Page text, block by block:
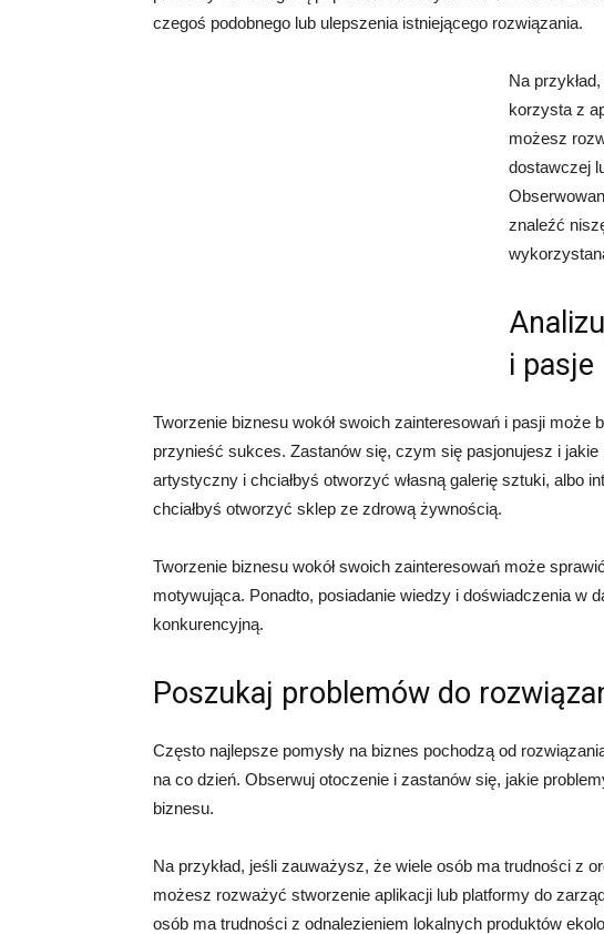
czegoś podobnego lub ulepszenia istniejącego rozwiązania.
Na
korzysta z
możesz
dostawczej
znaleźć
i pasje
Tworzenie biznesu wokół swoich zainteresowań i pasji
przynieść sukces. Zastanów się, czym się pasjonujesz i
artystyczny i chciałbyś otworzyć własną galerię sztuki, albo
chciałbyś otworzyć sklep ze zdrową żywnością.
Tworzenie biznesu wokół swoich zainteresowań może
motywująca. Ponadto, posiadanie wiedzy i doświadczenia w
konkurencyjną.
Poszukaj problemów do
Często najlepsze pomysły na biznes pochodzą od
na co dzień. Obserwuj otoczenie i zastanów się, jakie
biznesu.
Na przykład, jeśli zauważysz, że wiele osób ma trudności z
możesz rozważyć stworzenie aplikacji lub platformy do
osób ma trudności z odnalezieniem lokalnych produktów